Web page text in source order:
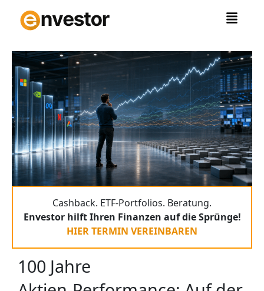
Inhalt
springen
Cashback. ETF-Portfolios. Beratung.
Envestor hilft Ihren Finanzen auf die Sprünge!
HIER TERMIN VEREINBAREN
100 Jahre